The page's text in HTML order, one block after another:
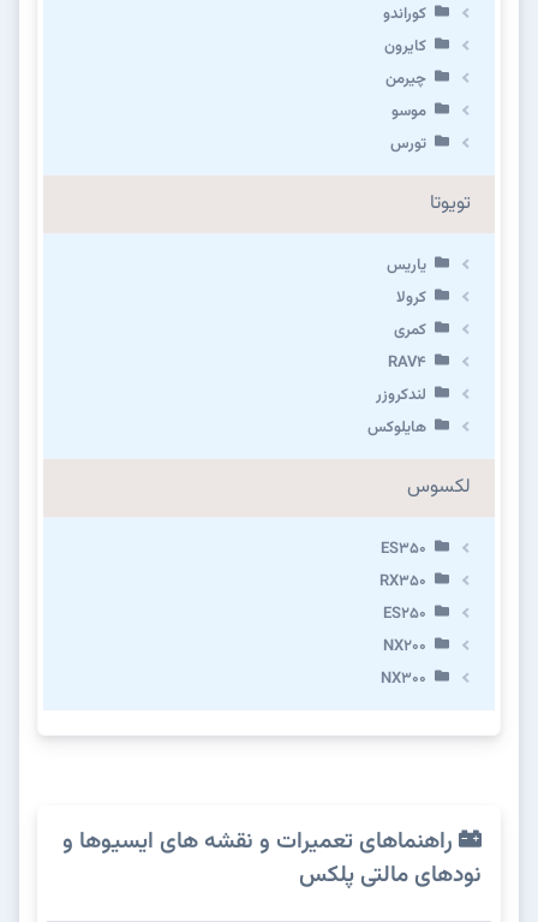
کوراندو
کایرون
چیرمن
موسو
تورس
تویوتا
یاریس
کرولا
کمری
RAV4
لندکروزر
هایلوکس
لکسوس
ES350
RX350
ES250
NX200
NX300
راهنماهای تعمیرات و نقشه های ایسیوها و
نودهای مالتی پلکس